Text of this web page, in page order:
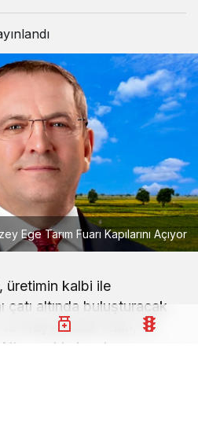
Ege Tarım Fuarı Kapılarını Açıyor
, üretimin kalbi ile
çatı altında buluşturacak
Hayvancılık Fuarı, 15
kapılarını